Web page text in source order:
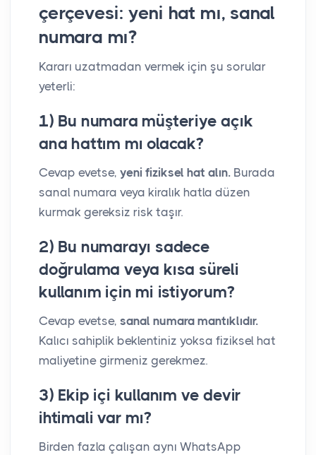
çerçevesi: yeni hat mı, sanal
numara mı?
Kararı uzatmadan vermek için şu sorular
yeterli:
1) Bu numara müşteriye açık
ana hattım mı olacak?
Cevap evetse, yeni fiziksel hat alın. Burada
sanal numara veya kiralık hatla düzen
kurmak gereksiz risk taşır.
2) Bu numarayı sadece
doğrulama veya kısa süreli
kullanım için mi istiyorum?
Cevap evetse, sanal numara mantıklıdır.
Kalıcı sahiplik beklentiniz yoksa fiziksel hat
maliyetine girmeniz gerekmez.
3) Ekip içi kullanım ve devir
ihtimali var mı?
Birden fazla çalışan aynı WhatsApp